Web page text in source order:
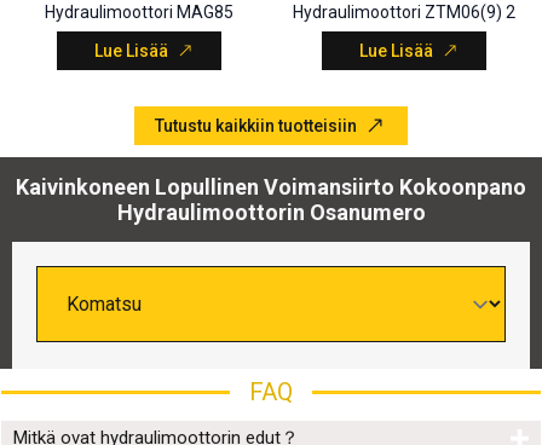
Hydraulimoottori MAG85
Lue Lisää
Hydraulimoottori ZTM06(9) 2
Lue Lisää
Tutustu kaikkiin tuotteisiin
Kaivinkoneen Lopullinen Voimansiirto Kokoonpano
Hydraulimoottorin Osanumero
FAQ
Mitkä ovat hydraulimoottorin edut？